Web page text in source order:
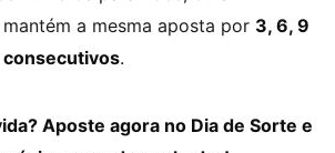
mantém a mesma aposta por 3, 6, 9
.
Aposte agora no Dia de Sorte e